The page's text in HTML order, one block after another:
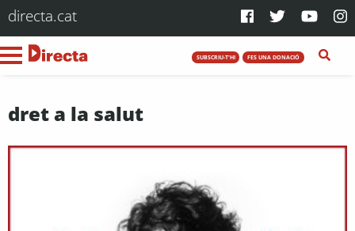
directa.cat
SUBSCRIU-T'HI FES UNA DONACIÓ
dret a la salut